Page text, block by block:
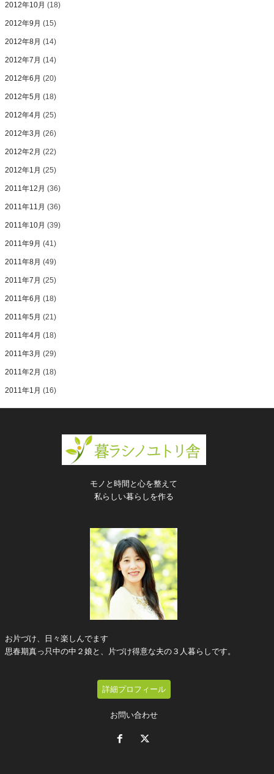
2012年10月 (18)
2012年9月 (15)
2012年8月 (14)
2012年7月 (14)
2012年6月 (20)
2012年5月 (18)
2012年4月 (25)
2012年3月 (26)
2012年2月 (22)
2012年1月 (25)
2011年12月 (36)
2011年11月 (36)
2011年10月 (39)
2011年9月 (41)
2011年8月 (49)
2011年7月 (25)
2011年6月 (18)
2011年5月 (21)
2011年4月 (18)
2011年3月 (29)
2011年2月 (18)
2011年1月 (16)
モノと時間と心を整えて
私らしい暮らしを作る
お片づけ、日々楽しんでます
思春期真っ只中の中２娘と、片づけ得意な夫の３人暮らしです。
詳細プロフィール
お問い合わせ